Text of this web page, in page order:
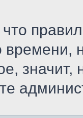
значит,